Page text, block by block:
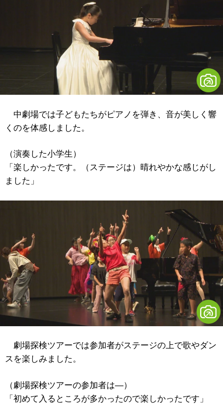
中劇場では子どもたちがピアノを弾き、音が美しく響
くのを体感しました。
（演奏した小学生）
「楽しかったです。（ステージは）晴れやかな感じがし
ました」
劇場探検ツアーでは参加者がステージの上で歌やダン
スを楽しみました。
（劇場探検ツアーの参加者は―）
「初めて入るところが多かったので楽しかったです」